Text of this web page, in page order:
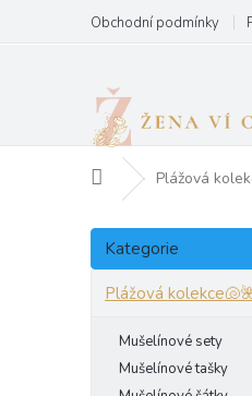
obsah
Obchodní podmínky
Domů Plážová
P
s
Přeskočit
kategorie
Kategorie
Plážová
Mušelínové sety
Mušelínové tašky